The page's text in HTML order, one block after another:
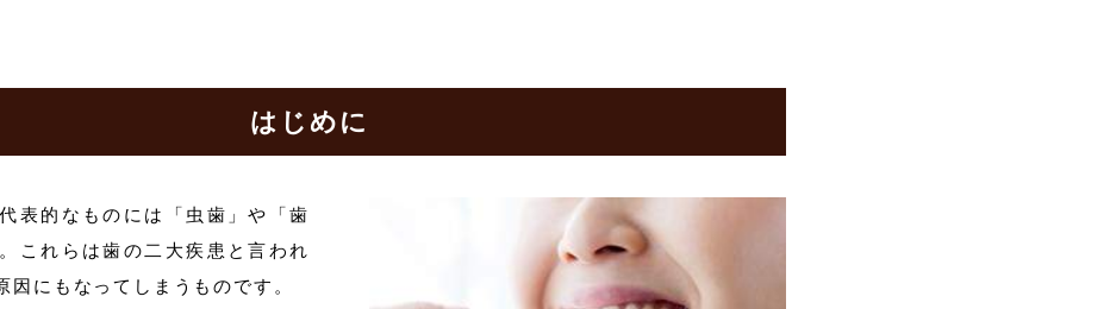
はじめに
表的なものには「虫歯」や「歯
これらは歯の二大疾患と言われ
因にもなってしまうものです。